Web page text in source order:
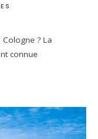
? La
connue